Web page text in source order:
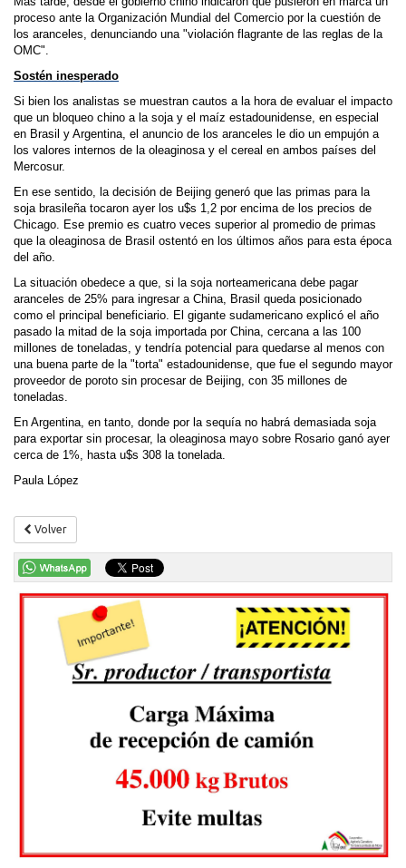
proceso ante la Organización Mundial del Comercio por la cuestión de
los aranceles, denunciando una "violación flagrante de las reglas de la
OMC".
Sostén inesperado
Si bien los analistas se muestran cautos a la hora de evaluar el impacto
que un bloqueo chino a la soja y el maíz estadounidense, en especial
en Brasil y Argentina, el anuncio de los aranceles le dio un empujón a
los valores internos de la oleaginosa y el cereal en ambos países del
Mercosur.
En ese sentido, la decisión de Beijing generó que las primas para la
soja brasileña tocaron ayer los u$s 1,2 por encima de los precios de
Chicago. Ese premio es cuatro veces superior al promedio de primas
que la oleaginosa de Brasil ostentó en los últimos años para esta época
del año.
La situación obedece a que, si la soja norteamericana debe pagar
aranceles de 25% para ingresar a China, Brasil queda posicionado
como el principal beneficiario. El gigante sudamericano explicó el año
pasado la mitad de la soja importada por China, cercana a las 100
millones de toneladas, y tendría potencial para quedarse al menos con
una buena parte de la "torta" estadounidense, que fue el segundo mayor
proveedor de poroto sin procesar de Beijing, con 35 millones de
toneladas.
En Argentina, en tanto, donde por la sequía no habrá demasiada soja
para exportar sin procesar, la oleaginosa mayo sobre Rosario ganó ayer
cerca de 1%, hasta u$s 308 la tonelada.
Paula López
Volver